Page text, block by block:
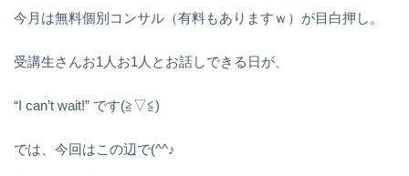
今月は無料個別コンサル（有料もありますｗ）が目白押し。
受講生さんお1人お1人とお話しできる日が、
“I can’t wait!” です(≧▽≦)
では、今回はこの辺で(^^♪